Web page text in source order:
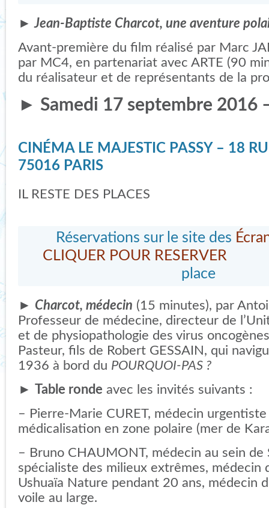
► Jean-Baptiste Charcot, une aventure
Avant-première du film réalisé par Marc
par MC4, en partenariat avec ARTE (90
du réalisateur et de représentants de la
► Samedi 17 septembre 2016
CINÉMA LE MAJESTIC PASSY – 18
75016 PARIS
IL RESTE DES PLACES
Réservations sur le site des
CLIQUER POUR RESERVER
place
► Charcot, médecin (15 minutes), par
Professeur de médecine, directeur de
et de physiopathologie des virus
Pasteur, fils de Robert GESSAIN, qui
1936 à bord du POURQUOI-PAS ?
► Table ronde avec les invités suivants :
– Pierre-Marie CURET, médecin
médicalisation en zone polaire (mer de
– Bruno CHAUMONT, médecin au sein de
spécialiste des milieux extrêmes, médecin
Ushuaïa Nature pendant 20 ans, médecin
voile au large.